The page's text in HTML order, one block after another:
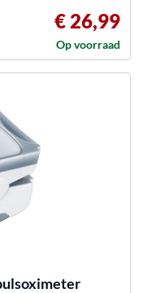
€ 26,99
Op voorraad